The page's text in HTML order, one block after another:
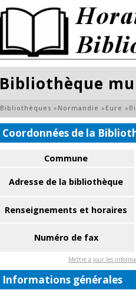
Bibliothèque
Bibliothèques » Normandie » Eure »
Coordonnées de la
Commune
Adresse de la bibliothèque
Renseignements et horaires
Numéro de fax
Mettre à jour les
Informations générales